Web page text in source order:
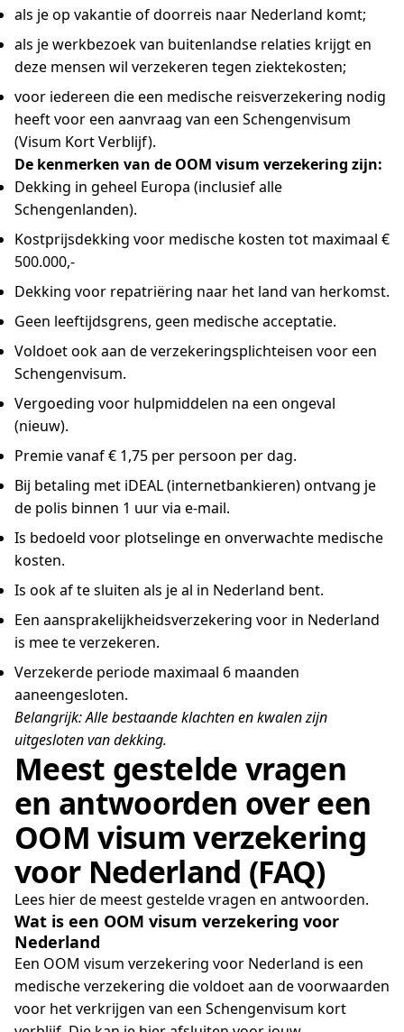
als je op vakantie of doorreis naar Nederland komt;
als je werkbezoek van buitenlandse relaties krijgt en
deze mensen wil verzekeren tegen ziektekosten;
voor iedereen die een medische reisverzekering nodig
heeft voor een aanvraag van een Schengenvisum
(Visum Kort Verblijf).
De kenmerken van de OOM visum verzekering zijn:
Dekking in geheel Europa (inclusief alle
Schengenlanden).
Kostprijsdekking voor medische kosten tot maximaal €
500.000,-
Dekking voor repatriëring naar het land van herkomst.
Geen leeftijdsgrens, geen medische acceptatie.
Voldoet ook aan de verzekeringsplichteisen voor een
Schengenvisum.
Vergoeding voor hulpmiddelen na een ongeval
(nieuw).
Premie vanaf € 1,75 per persoon per dag.
Bij betaling met iDEAL (internetbankieren) ontvang je
de polis binnen 1 uur via e-mail.
Is bedoeld voor plotselinge en onverwachte medische
kosten.
Is ook af te sluiten als je al in Nederland bent.
Een aansprakelijkheidsverzekering voor in Nederland
is mee te verzekeren.
Verzekerde periode maximaal 6 maanden
aaneengesloten.
Belangrijk: Alle bestaande klachten en kwalen zijn
uitgesloten van dekking.
Meest gestelde vragen
en antwoorden over een
OOM visum verzekering
voor Nederland (FAQ)
Lees hier de meest gestelde vragen en antwoorden.
Wat is een OOM visum verzekering voor
Nederland
Een OOM visum verzekering voor Nederland is een
medische verzekering die voldoet aan de voorwaarden
voor het verkrijgen van een Schengenvisum kort